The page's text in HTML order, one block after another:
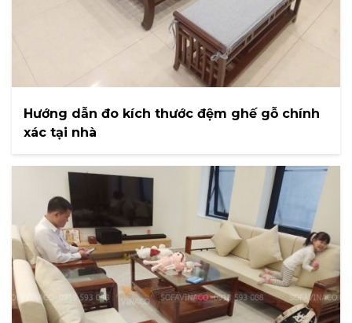
Hướng dẫn đo kích thước đệm ghế gỗ chính
xác tại nhà